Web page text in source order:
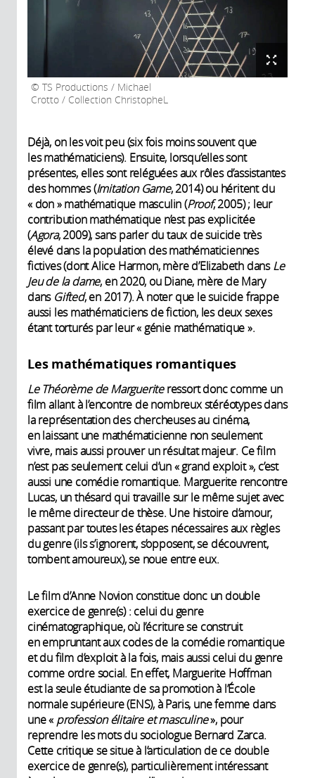
TS Productions / Michael
Crotto / Collection ChristopheL
Déjà, on les voit peu (six fois moins souvent que
les mathématiciens). Ensuite, lorsqu’elles sont
présentes, elles sont reléguées aux rôles d’assistantes
des hommes (Imitation Game, 2014) ou héritent du
« don » mathématique masculin (Proof, 2005) ; leur
contribution mathématique n’est pas explicitée
(Agora, 2009), sans parler du taux de suicide très
élevé dans la population des mathématiciennes
fictives (dont Alice Harmon, mère d’Elizabeth dansLe
Jeu de la dame, en 2020, ou Diane, mère de Mary
dans Gifted, en 2017). À noter que le suicide frappe
aussi les mathématiciens de fiction, les deux sexes
étant torturés par leur « génie mathématique ».
Les mathématiques romantiques
Le Théorème de Margueriteressort donc comme un
film allant à l’encontre de nombreux stéréotypes dans
la représentation des chercheuses au cinéma,
en laissant une mathématicienne non seulement
vivre, mais aussi prouver un résultat majeur. Ce film
n’est pas seulement celui d’un « grand exploit », c’est
aussi une comédie romantique. Marguerite rencontre
Lucas, un thésard qui travaille sur le même sujet avec
le même directeur de thèse. Une histoire d’amour,
passant par toutes les étapes nécessaires aux règles
du genre (ils s’ignorent, s’opposent, se découvrent,
tombent amoureux), se noue entre eux.
Le film d’Anne Novion constitue donc un double
exercice de genre(s) : celui du genre
cinématographique, où l’écriture se construit
en empruntant aux codes de la comédie romantique
et du film d’exploit à la fois, mais aussi celui du genre
comme ordre social. En effet, Marguerite Hoffman
est la seule étudiante de sa promotion à l’École
normale supérieure (ENS), à Paris, une femme dans
une « profession élitaire et masculine», pour
reprendre les mots du sociologue Bernard Zarca.
Cette critique se situe à l’articulation de ce double
exercice de genre(s), particulièrement intéressant